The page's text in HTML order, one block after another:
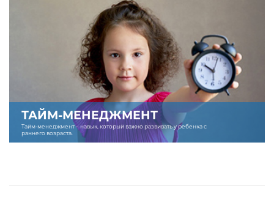
ТАЙМ-МЕНЕДЖМЕНТ
Тайм-менеджмент – навык, который важно развивать у ребенка с
раннего возраста.